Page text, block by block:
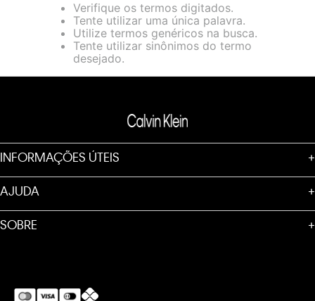
Cookies acesse o link.
Verifique os termos digitados.
Tente utilizar uma única palavra.
Utilize termos genéricos na busca.
Tente utilizar sinônimos do termo
desejado.
INFORMAÇÕES ÚTEIS +
AJUDA +
SOBRE +